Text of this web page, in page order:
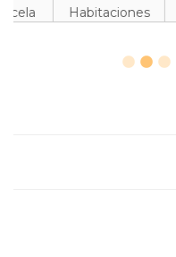
Vivienda Parcela